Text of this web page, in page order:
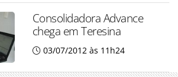
Consolidadora Advance
chega em Teresina
03/07/2012 às 11h24